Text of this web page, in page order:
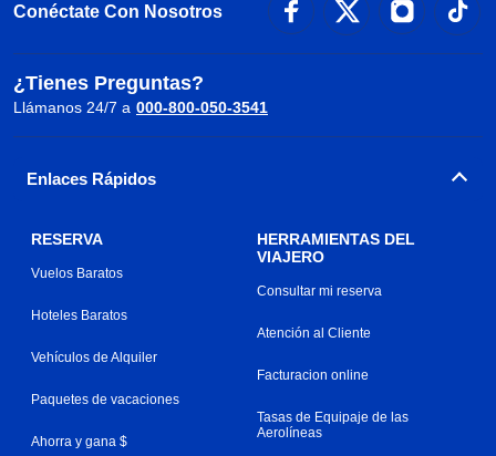
Conéctate Con Nosotros
¿Tienes Preguntas?
Llámanos 24/7 a 000-800-050-3541
Enlaces Rápidos
RESERVA
Vuelos Baratos
Hoteles Baratos
Vehículos de Alquiler
Paquetes de vacaciones
Ahorra y gana $
HERRAMIENTAS DEL
VIAJERO
Consultar mi reserva
Atención al Cliente
Facturacion online
Tasas de Equipaje de las
Aerolíneas